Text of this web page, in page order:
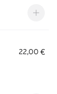
22,00 €